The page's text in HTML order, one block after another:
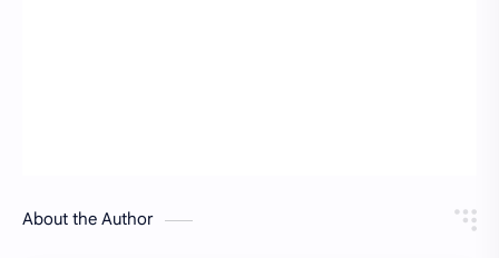
About the Author